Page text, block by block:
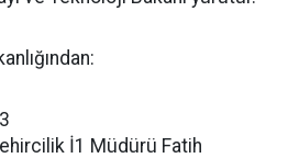
İ1 Müdürü Fatih